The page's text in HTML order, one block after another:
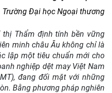
Trường Đại học Ngoại thương
thị Thẩm định tính bền vững
minh châu Âu không chỉ là
lập một tiêu chuẩn mới cho
nghiệp dệt may Việt Nam
đang đối mặt với những
Bằng phương pháp nghiên